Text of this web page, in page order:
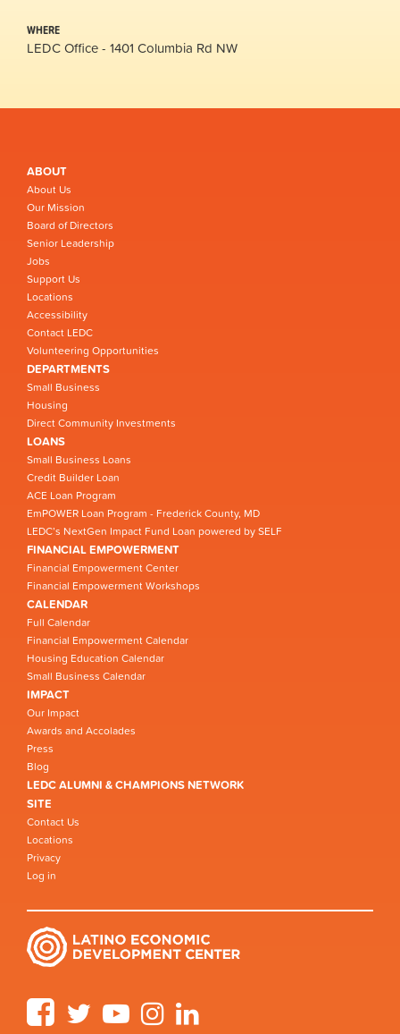
WHERE
LEDC Office - 1401 Columbia Rd NW
ABOUT
About Us
Our Mission
Board of Directors
Senior Leadership
Jobs
Support Us
Locations
Accessibility
Contact LEDC
Volunteering Opportunities
DEPARTMENTS
Small Business
Housing
Direct Community Investments
LOANS
Small Business Loans
Credit Builder Loan
ACE Loan Program
EmPOWER Loan Program - Frederick County, MD
LEDC’s NextGen Impact Fund Loan powered by SELF
FINANCIAL EMPOWERMENT
Financial Empowerment Center
Financial Empowerment Workshops
CALENDAR
Full Calendar
Financial Empowerment Calendar
Housing Education Calendar
Small Business Calendar
IMPACT
Our Impact
Awards and Accolades
Press
Blog
LEDC ALUMNI & CHAMPIONS NETWORK
SITE
Contact Us
Locations
Privacy
Log in
FacebookTwitter YouTube Instagram